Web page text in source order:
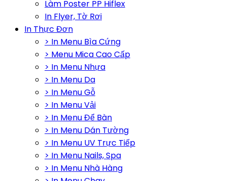
Làm Poster PP Hiflex
In Flyer, Tờ Rơi
In Thực Đơn
> In Menu Bìa Cứng
> Menu Mica Cao Cấp
> In Menu Nhựa
> In Menu Da
> In Menu Gỗ
> In Menu Vải
> In Menu Để Bàn
> In Menu Dán Tường
> In Menu UV Trực Tiếp
> In Menu Nails, Spa
> In Menu Nhà Hàng